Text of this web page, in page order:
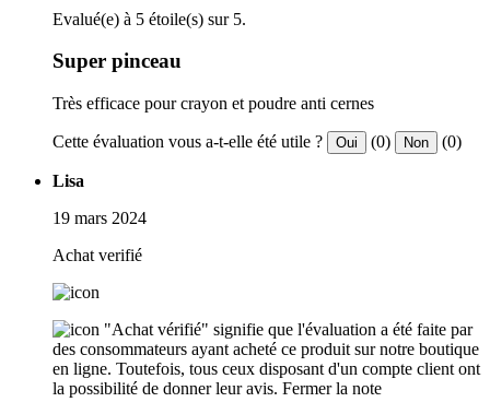
Evalué(e) à 5 étoile(s) sur 5.
Super pinceau
Très efficace pour crayon et poudre anti cernes
Cette évaluation vous a-t-elle été utile ? Oui (0) Non (0)
Lisa
19 mars 2024
Achat verifié
"Achat vérifié" signifie que l'évaluation a été faite par
des consommateurs ayant acheté ce produit sur notre boutique
en ligne. Toutefois, tous ceux disposant d'un compte client ont
la possibilité de donner leur avis. Fermer la note